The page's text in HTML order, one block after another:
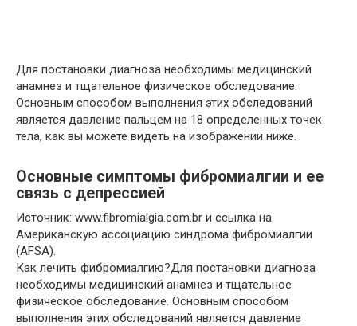
Для постановки диагноза необходимы медицинский
анамнез и тщательное физическое обследование.
Основным способом выполнения этих обследований
является давление пальцем на 18 определенных точек
тела, как вы можете видеть на изображении ниже.
Основные симптомы фибромиалгии и ее
связь с депрессией
Источник: www.fibromialgia.com.br и ссылка на
Американскую ассоциацию синдрома фибромиалгии
(AFSA).
Как лечить фибромиалгию?Для постановки диагноза
необходимы медицинский анамнез и тщательное
физическое обследование. Основным способом
выполнения этих обследований является давление